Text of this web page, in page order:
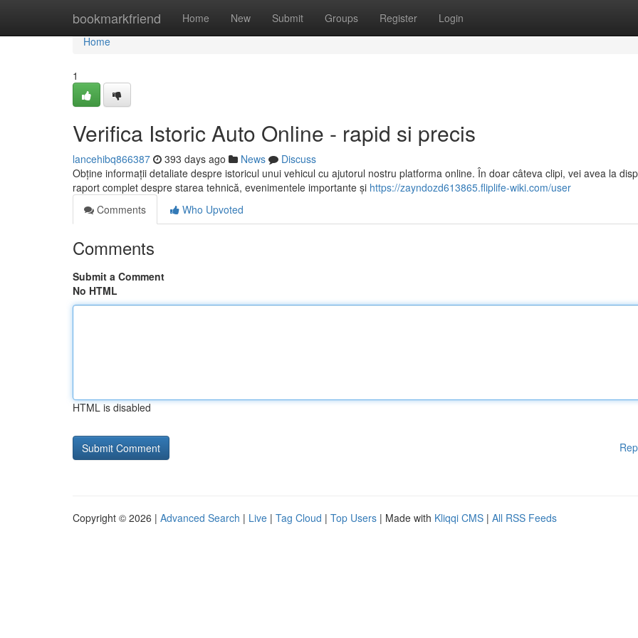
bookmarkfriend Home New Submit Groups Register Login
Home
Home
1
Verifica Istoric Auto Online - rapid si precis
lancehibq866387 393 days ago News
Discuss
Obține informații detaliate despre istoricul unui vehicul cu ajutorul nostru platforma online. În doar câteva clipi, vei avea la
raport complet despre starea tehnică, evenimentele importante și https://zayndozd613865.fliplife-wiki.com/user
Comments
Who Upvoted
Comments
Submit a Comment
No HTML
HTML is disabled
Copyright © 2026 | Advanced Search | Live | Tag Cloud | Top Users | Made with Kliqqi CMS | All RSS Feeds